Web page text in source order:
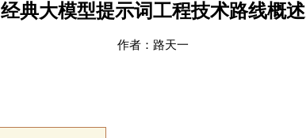
经典大模型提示词工程技术路线概述
作者：路天一